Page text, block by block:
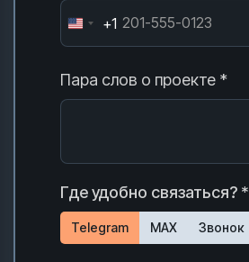
+1
Пара слов о проекте *
Где удобно связаться? *
Telegram MAX Звонок